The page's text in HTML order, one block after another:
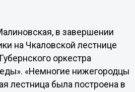
в завершении
на Чкаловской лестнице
оркестра
«Немногие нижегородцы
лестница была построена в